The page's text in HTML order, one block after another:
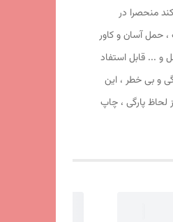
منحصرا در
حمل آسان و کاور
ها، کنار ساحل و ... قابل استفاد
با کیفیت با سرزیپ پلاستیکی رنگی و بی خطر ، این
لحاظ پارگی ، چاپ